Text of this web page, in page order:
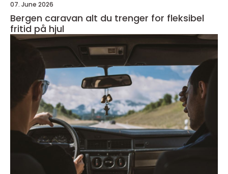
07. June 2026
Bergen caravan alt du trenger for fleksibel
fritid på hjul